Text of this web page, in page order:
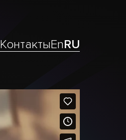
КонтактыEnRU